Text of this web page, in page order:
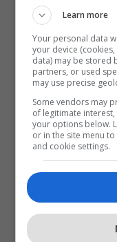
Learn more
Your personal data
your device
data) may be stored
partners, or used
may use precise
Some vendors may
of legitimate
your options below.
or in the site menu
and cookie settings.